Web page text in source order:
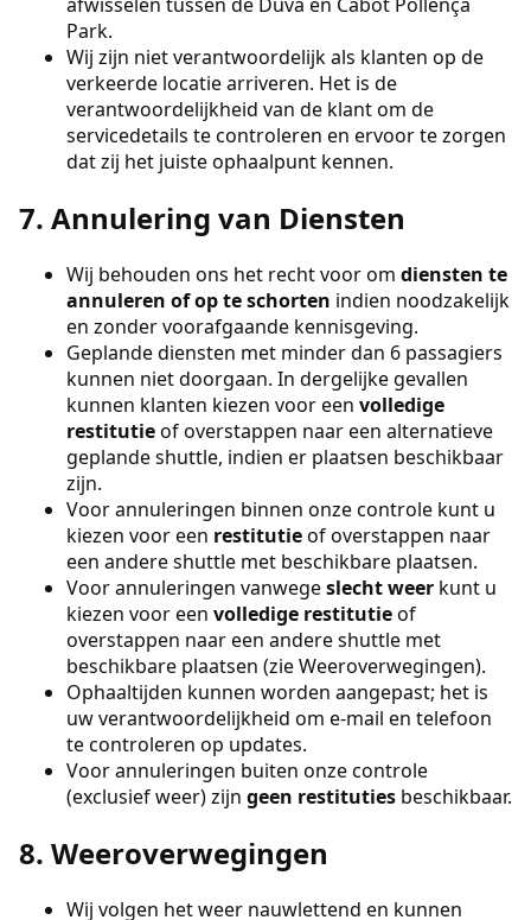
Park.
Wij zijn niet verantwoordelijk als klanten op de
verkeerde locatie arriveren. Het is de
verantwoordelijkheid van de klant om de
servicedetails te controleren en ervoor te zorgen
dat zij het juiste ophaalpunt kennen.
7. Annulering van Diensten
Wij behouden ons het recht voor om diensten te
annuleren of op te schorten indien noodzakelijk
en zonder voorafgaande kennisgeving.
Geplande diensten met minder dan 6 passagiers
kunnen niet doorgaan. In dergelijke gevallen
kunnen klanten kiezen voor een volledige
restitutieof overstappen naar een alternatieve
geplande shuttle, indien er plaatsen beschikbaar
zijn.
Voor annuleringen binnen onze controle kunt u
kiezen voor een restitutieof overstappen naar
een andere shuttle met beschikbare plaatsen.
Voor annuleringen vanwegeslecht weer kunt u
kiezen voor een volledige restitutieof
overstappen naar een andere shuttle met
beschikbare plaatsen (zie Weeroverwegingen).
Ophaaltijden kunnen worden aangepast; het is
uw verantwoordelijkheid om e-mail en telefoon
te controleren op updates.
Voor annuleringen buiten onze controle
(exclusief weer) zijn geen restituties beschikbaar.
8. Weeroverwegingen
Wij volgen het weer nauwlettend en kunnen